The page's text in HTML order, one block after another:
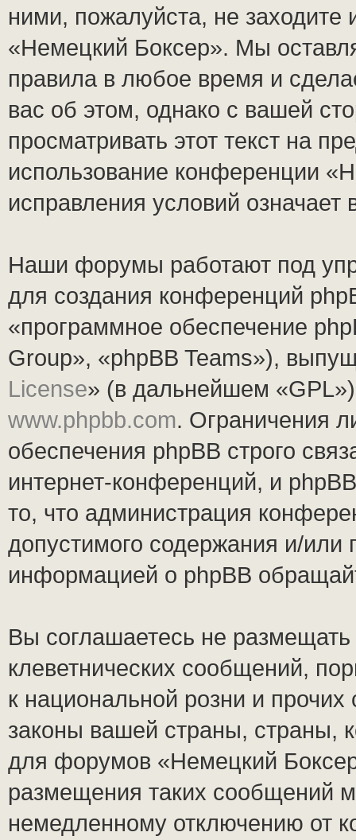
ними, пожалуйста, не
«Немецкий Боксер». Мы
правила в любое время и
вас об этом, однако с вашей
просматривать этот текст на
использование конференции
исправления условий
Наши форумы работают под
для создания конференций
«программное обеспечение
Group», «phpBB Teams»),
License» (в дальнейшем
www.phpbb.com. Ограничения
обеспечения phpBB строго
интернет-конференций, и
то, что администрация
допустимого содержания и/или
информацией о phpBB
Вы соглашаетесь не
клеветнических сообщений,
к национальной розни и
законы вашей страны, страны,
для форумов «Немецкий
размещения таких сообщений
немедленному отключению от